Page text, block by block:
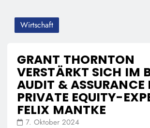
Wirtschaft
GRANT THORNTON
VERSTÄRKT SICH IM
AUDIT & ASSURANCE
PRIVATE EQUITY-
FELIX MANTKE
7. Oktober 2024